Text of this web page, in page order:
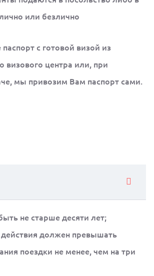
или безлично
с готовой визой из
визового центра или, при
мы привозим Вам паспорт сами.
не старше десяти лет;
должен превышать
поездки не менее, чем на три